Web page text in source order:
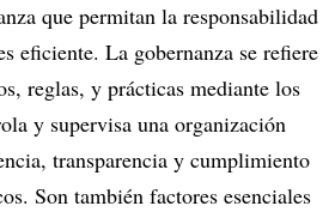
que permitan la responsabilidad
eficiente. La gobernanza se refiere
reglas, y prácticas mediante los
y supervisa una organización
transparencia y cumplimiento
Son también factores esenciales